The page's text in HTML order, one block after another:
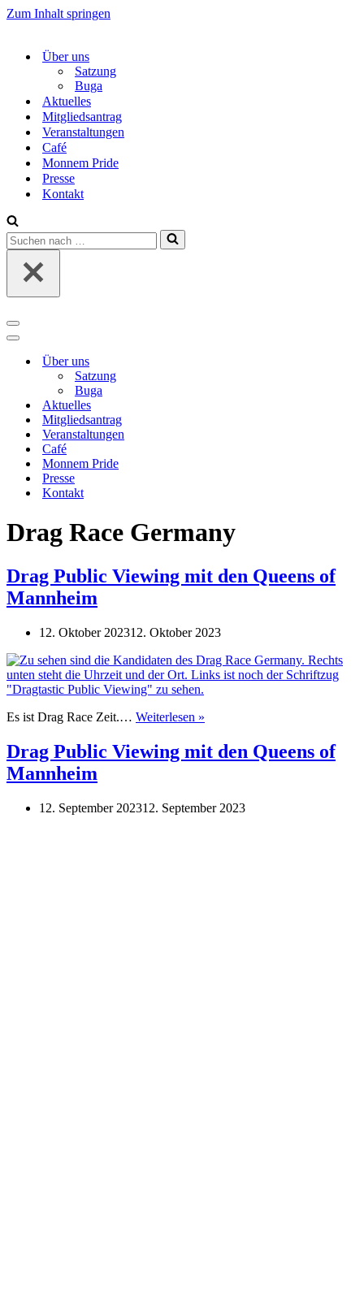
Zum Inhalt springen
Über uns
Satzung
Buga
Aktuelles
Mitgliedsantrag
Veranstaltungen
Café
Monnem Pride
Presse
Kontakt
Suchen
nach …
Navigations-
Menü
Navigations-
Über uns
Satzung
Buga
Aktuelles
Mitgliedsantrag
Veranstaltungen
Café
Monnem Pride
Presse
Kontakt
Drag Race Germany
Drag Public Viewing mit den Queens of
Mannheim
12. Oktober 202312. Oktober 2023
Es ist Drag Race Zeit.… Weiterlesen »
Viewing
mit
of
Drag Public Viewing mit den Queens of
Mannheim
12. September 202312. September 2023